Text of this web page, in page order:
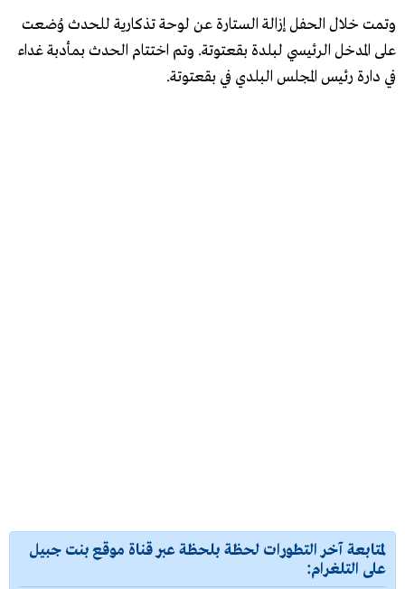
وتمت خلال الحفل إزالة الستارة عن لوحة تذكارية للحدث وُضعت
على المدخل الرئيسي لبلدة بقعتوتة. وتم اختتام الحدث بمأدبة غداء
في دارة رئيس المجلس البلدي في بقعتوتة.
لمتابعة آخر التطورات لحظة بلحظة عبر قناة موقع بنت جبيل
على التلغرام: